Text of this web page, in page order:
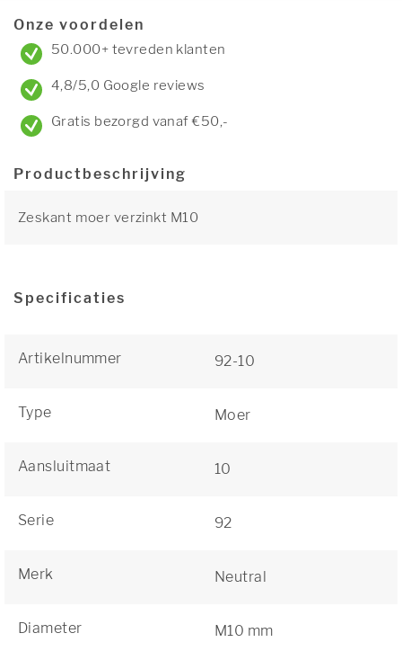
Onze voordelen
50.000+ tevreden klanten
4,8/5,0 Google reviews
Gratis bezorgd vanaf €50,-
Productbeschrijving
Zeskant moer verzinkt M10
Specificaties
Artikelnummer 92-10
Type Moer
Aansluitmaat 10
Serie 92
Merk Neutral
Diameter M10 mm